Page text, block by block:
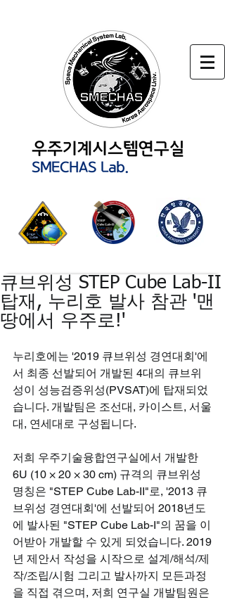
큐브위성 STEP Cube Lab-II
탑재, 누리호 발사 참관 '맨
땅에서 우주로!'
누리호에는 '2019 큐브위성 경연대회'에
서 최종 선발되어 개발된 4대의 큐브위
성이 성능검증위성(PVSAT)에 탑재되었
습니다. 개발팀은 조선대, 카이스트, 서울
대, 연세대로 구성됩니다.
저희 우주기술융합연구실에서 개발한
6U (10 × 20 × 30 cm) 규격의 큐브위성
명칭은 "STEP Cube Lab-II"로, '2013 큐
브위성 경연대회'에 선발되어 2018년도
에 발사된 "STEP Cube Lab-I"의 꿈을 이
어받아 개발할 수 있게 되었습니다. 2019
년 제안서 작성을 시작으로 설계/해석/제
작/조립/시험 그리고 발사까지 모든과정
을 직접 겪으며, 저희 연구실 개발팀원은